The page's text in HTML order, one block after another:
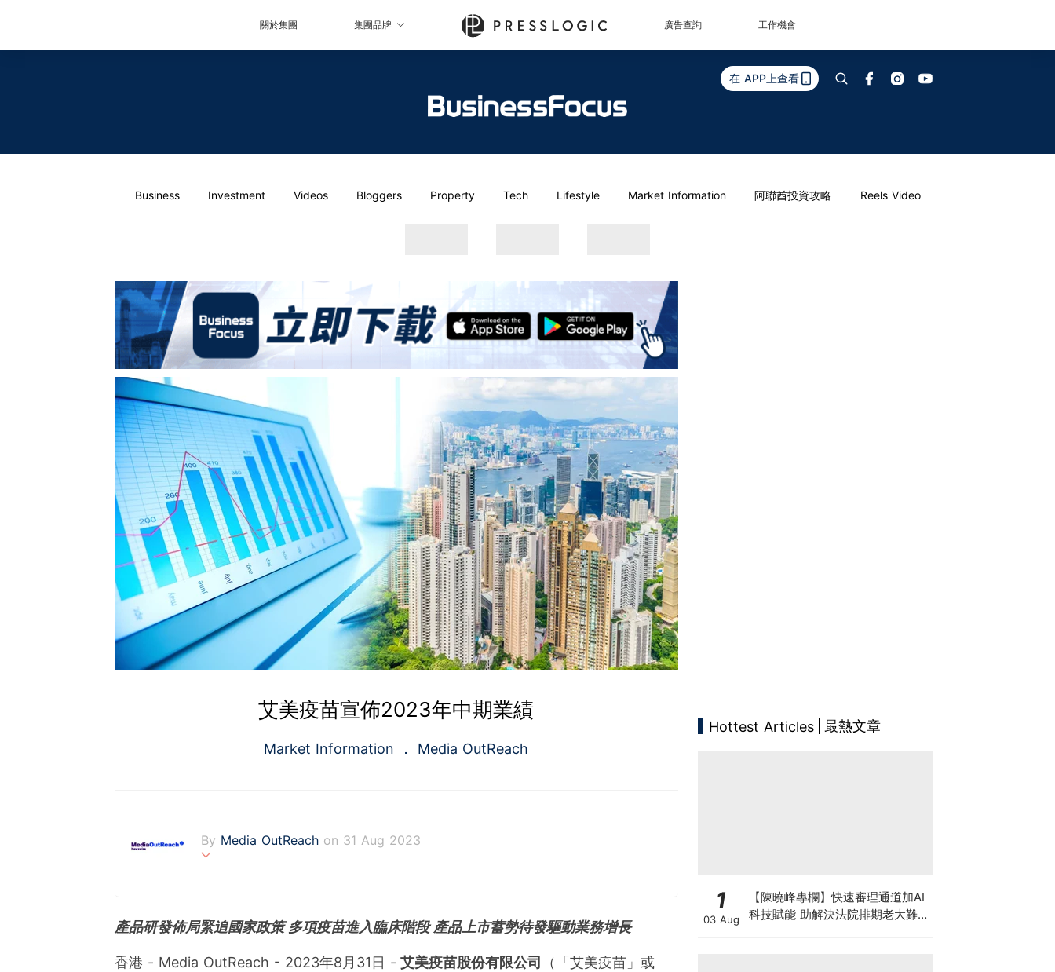
關於集團 集團品牌 廣告查詢 工作機會
在 APP上查看
Business Investment Videos Bloggers Property Tech Lifestyle Market Information 阿聯酋投資攻略 Reels Video
艾美疫苗宣佈2023年中期業績
Market Information Media OutReach
By Media OutReach on 31 Aug 2023
onitoring with analysis service for the public relations and investors relation
s communities. Founded in 2009, the company is headquartered in Hong Ko
ng with office in Singapore.
產品研發佈局緊追國家政策 多項疫苗進入臨床階段 產品上市蓄勢待發驅動業務增長
香港 - Media OutReach - 2023年8月31日 - 艾美疫苗股份有限公司
（「艾美疫苗」或
Hottest Articles 最熱文章
1
03 Aug
【陳曉峰專欄】快速審理通道加AI
科技賦能 助解決法院排期老大難問